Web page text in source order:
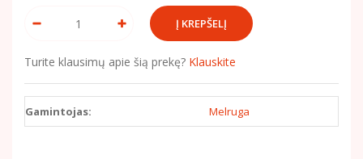
Turite klausimų apie šią prekę? Klauskite
Gamintojas: Melruga